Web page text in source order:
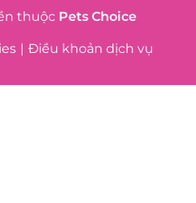
thuộc Pets Choice
| Điều khoản dịch vụ